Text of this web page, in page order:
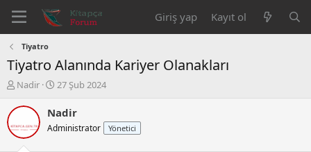
Giriş yap Kayıt ol
Tiyatro
Tiyatro Alanında Kariyer Olanakları
K
n
u
Nadir
B
ş
l
a
27 Şub 2024
Nadir
Administrator Yönetici